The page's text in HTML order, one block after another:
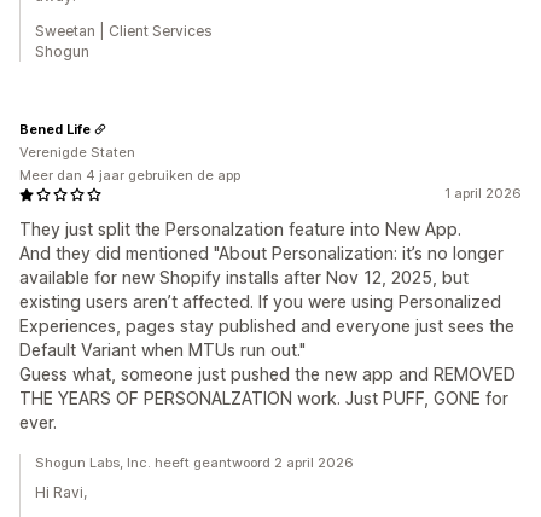
Sweetan | Client Services
Shogun
1 april 2026
They just split the Personalzation feature into New App.
And they did mentioned "About Personalization: it’s no longer
available for new Shopify installs after Nov 12, 2025, but
existing users aren’t affected. If you were using Personalized
Experiences, pages stay published and everyone just sees the
Default Variant when MTUs run out."
Guess what, someone just pushed the new app and REMOVED
THE YEARS OF PERSONALZATION work. Just PUFF, GONE for
ever.
Bened Life
Verenigde Staten
Meer dan 4 jaar gebruiken de app
Shogun Labs, Inc. heeft geantwoord 2 april 2026
Hi Ravi,